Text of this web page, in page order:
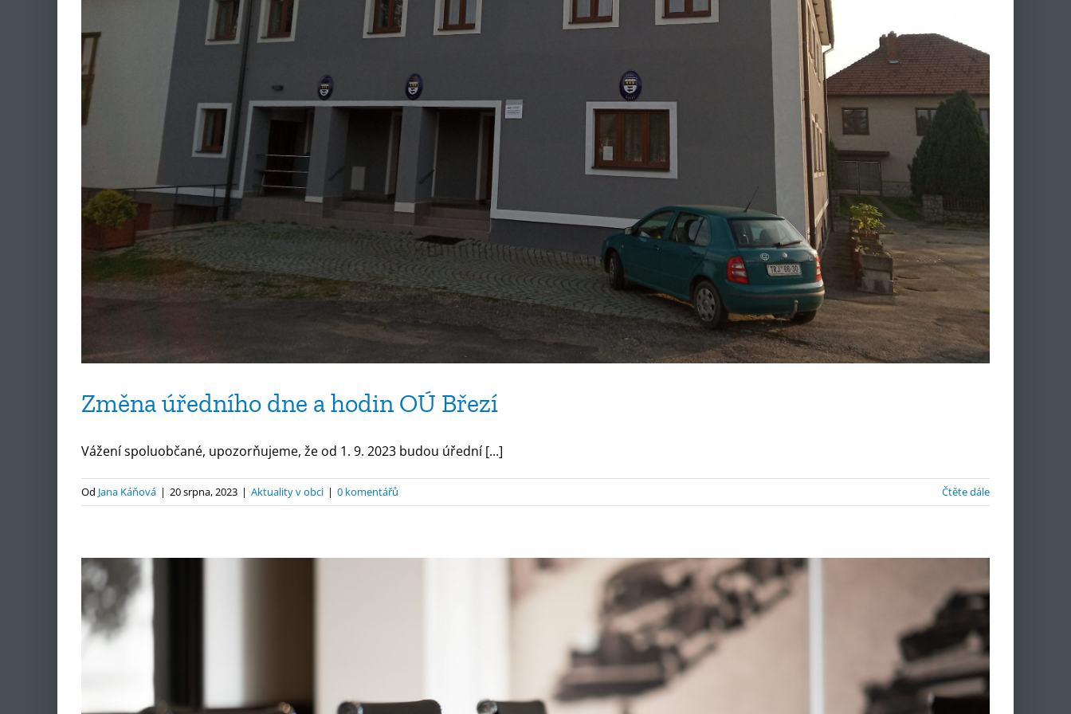
Změna úředního dne a hodin OÚ Březí
Vážení spoluobčané, upozorňujeme, že od 1. 9. 2023 budou úřední [...]
Od Jana Káňová | 20 srpna, 2023 | Aktuality v obci | 0 komentářů Čtěte dále